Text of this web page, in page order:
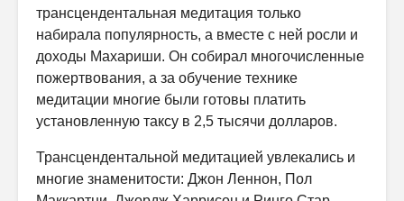
трансцендентальная медитация только
набирала популярность, а вместе с ней росли и
доходы Махариши. Он собирал многочисленные
пожертвования, а за обучение технике
медитации многие были готовы платить
установленную таксу в 2,5 тысячи долларов.
Трансцендентальной медитацией увлекались и
многие знаменитости: Джон Леннон, Пол